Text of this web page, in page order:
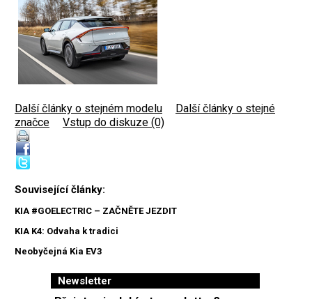
Další články o stejném modelu
Další články o stejné
značce
Vstup do diskuze (0)
Související články:
KIA #GOELECTRIC – ZAČNĚTE JEZDIT
KIA K4: Odvaha k tradici
Neobyčejná Kia EV3
Newsletter